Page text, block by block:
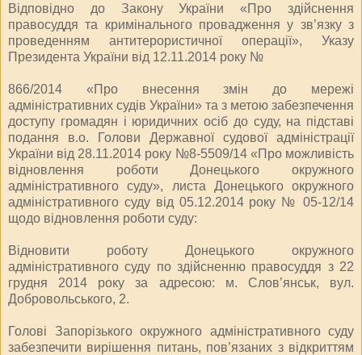
Відповідно до Закону України «Про здійснення
правосуддя та кримінального провадження у зв’язку з
проведенням антитерористичної операції», Указу
Президента України від 12.11.2014 року №
866/2014 «Про внесення змін до мережі
адміністративних судів України» та з метою забезпечення
доступу громадян і юридичних осіб до суду, на підставі
подання в.о. Голови Державної судової адміністрації
України від 28.11.2014 року №8-5509/14 «Про можливість
відновлення роботи Донецького окружного
адміністративного суду», листа Донецького окружного
адміністративного суду від 05.12.2014 року № 05-12/14
щодо відновлення роботи суду:
Відновити роботу Донецького окружного
адміністративного суду по здійсненню правосуддя з 22
грудня 2014 року за адресою: м. Слов’янськ, вул.
Добровольського, 2.
Голові Запорізького окружного адміністративного суду
забезпечити вирішення питань, пов’язаних з відкриттям